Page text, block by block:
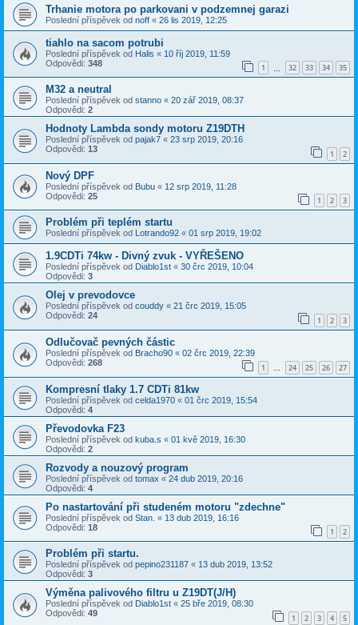
Trhanie motora po parkovani v podzemnej garazi
Poslední příspěvek od noff « 26 lis 2019, 12:25
tiahlo na sacom potrubi
Poslední příspěvek od Halis « 10 říj 2019, 11:59
Odpovědi: 348 1 32 33 34 35
M32 a neutral
Poslední příspěvek od stanno « 20 zář 2019, 08:37
Odpovědi: 2
Hodnoty Lambda sondy motoru Z19DTH
Poslední příspěvek od pajak7 « 23 srp 2019, 20:16
Odpovědi: 13 1 2
Nový DPF
Poslední příspěvek od Bubu « 12 srp 2019, 11:28
Odpovědi: 25 1 2 3
Problém při teplém startu
Poslední příspěvek od Lotrando92 « 01 srp 2019, 19:02
1.9CDTi 74kw - Divný zvuk - VYŘEŠENO
Poslední příspěvek od Diablo1st « 30 črc 2019, 10:04
Odpovědi: 3
Olej v prevodovce
Poslední příspěvek od couddy « 21 črc 2019, 15:05
Odpovědi: 24 1 2 3
Odlučovač pevných částic
Poslední příspěvek od Bracho90 « 02 črc 2019, 22:39
Odpovědi: 268 1 … 24 25 26 27
Kompresní tlaky 1.7 CDTi 81kw
Poslední příspěvek od celda1970 « 01 črc 2019, 15:54
Odpovědi: 4
Převodovka F23
Poslední příspěvek od kuba.s « 01 kvě 2019, 16:30
Odpovědi: 2
Rozvody a nouzový program
Poslední příspěvek od tomax « 24 dub 2019, 20:16
Odpovědi: 4
Po nastartování při studeném motoru "zdechne"
Poslední příspěvek od Stan. « 13 dub 2019, 16:16
Odpovědi: 18 1 2
Problém při startu.
Poslední příspěvek od pepino231187 « 13 dub 2019, 13:52
Odpovědi: 3
Výměna palivového filtru u Z19DT(J/H)
Poslední příspěvek od Diablo1st « 25 bře 2019, 08:30
Odpovědi: 49 1 2 3 4 5